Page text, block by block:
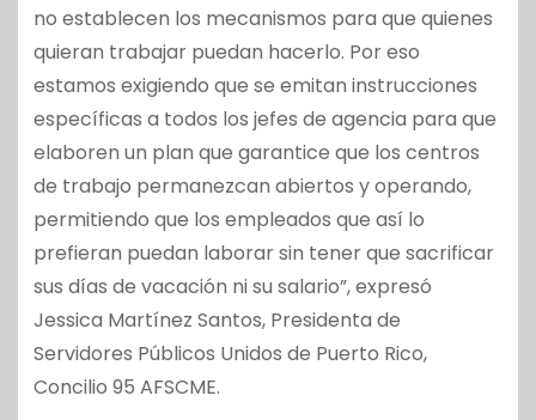
no establecen los mecanismos para que quienes
quieran trabajar puedan hacerlo. Por eso
estamos exigiendo que se emitan instrucciones
específicas a todos los jefes de agencia para que
elaboren un plan que garantice que los centros
de trabajo permanezcan abiertos y operando,
permitiendo que los empleados que así lo
prefieran puedan laborar sin tener que sacrificar
sus días de vacación ni su salario”, expresó
Jessica Martínez Santos, Presidenta de
Servidores Públicos Unidos de Puerto Rico,
Concilio 95 AFSCME.